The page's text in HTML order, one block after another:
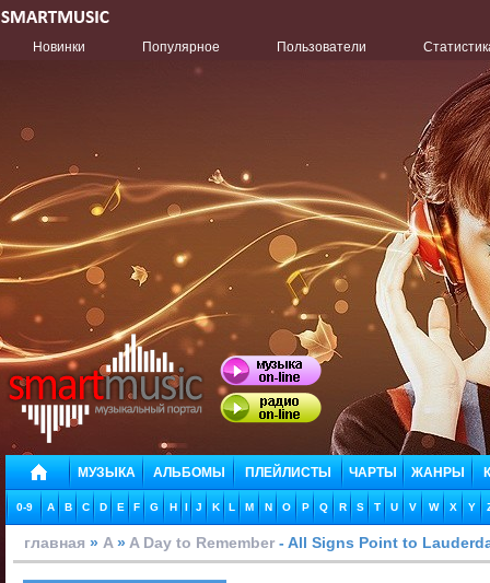
Новинки Популярное Пользователи
МУЗЫКА АЛЬБОМЫ ПЛЕЙЛИСТЫ ЧАРТЫ ЖАНРЫ
0-9 A B C D E F G H I J K L M N O P Q R S T U V W X Y
главная » A » A Day to Remember - All Signs Point to